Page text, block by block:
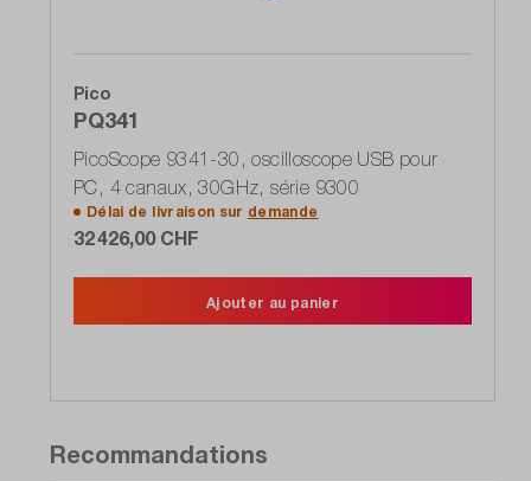
Pico
PQ341
PicoScope 9341-30, oscilloscope USB pour
PC, 4 canaux, 30GHz, série 9300
Délai de livraison sur demande
32 426,00 CHF
Ajouter au panier
Recommandations